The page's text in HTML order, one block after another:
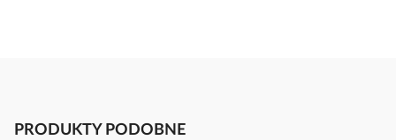
PRODUKTY PODOBNE